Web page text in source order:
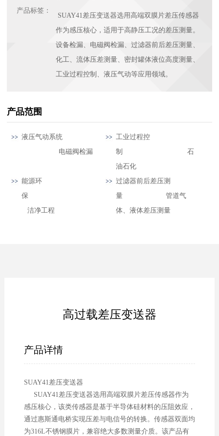
产品标签：
SUAY41差压变送器选用高端双膜片差压传感器
作为感压核心，适用于高静压工况的差压测量。
设备检漏、电磁阀检漏、过滤器前后差压测量、
化工、流体压差测量、密封罐体液位高度测量、
工业过程控制、液压气动等应用领域。
产品范围
液压气动系统
电磁阀检漏
工业过程控
制 石
油石化
能源环
保
洁净工程
过滤器前后差压测
量 管道气
体、液体差压测量
高过载差压变送器
产品详情
SUAY41差压变送器
SUAY41差压变送器选用高端双膜片差压传感器作为
感压核心，该类传感器是基于半导体硅材料的压阻效应，
通过惠斯通电桥实现压差与电信号的转换。传感器双面均
为316L不锈钢膜片，兼容绝大多数测量介质。该产品有